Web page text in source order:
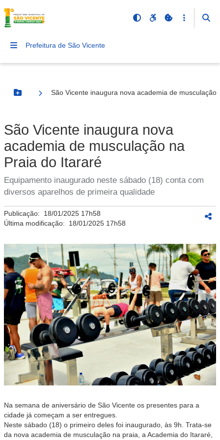
Prefeitura de São Vicente
Botão Menu
São Vicente inaugura nova academia de musculação
São Vicente inaugura nova
academia de musculação na
Praia do Itararé
Equipamento inaugurado neste sábado (18) conta com
diversos aparelhos de primeira qualidade
Publicação: 18/01/2025 17h58
Última modificação: 18/01/2025 17h58
Na semana de aniversário de São Vicente os presentes para a
cidade já começam a ser entregues.
Neste sábado (18) o primeiro deles foi inaugurado, às 9h. Trata-se
da nova academia de musculação na praia, a Academia do Itararé,